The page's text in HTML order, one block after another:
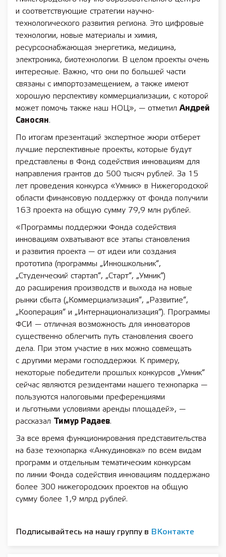
и соответствующие стратегии научно-
технологического развития региона. Это цифровые
технологии, новые материалы и химия,
ресурсоснабжающая энергетика, медицина,
электроника, биотехнологии. В целом проекты очень
интересные. Важно, что они по большей части
связаны с импортозамещением, а также имеют
хорошую перспективу коммерциализации, с которой
может помочь также наш НОЦ», — отметилАндрей
Саносян.
По итогам презентаций экспертное жюри отберет
лучшие перспективные проекты, которые будут
представлены в Фонд содействия инновациям для
направления грантов до 500 тысяч рублей. За 15
лет проведения конкурса «Умник» в Нижегородской
области финансовую поддержку от фонда получили
163 проекта на общую сумму 79,9 млн рублей.
«Программы поддержки Фонда содействия
инновациям охватывают все этапы становления
и развития проекта — от идеи или создания
прототипа (программы „Инношкольник“,
„Студенческий стартап“, „Старт“, „Умник“)
до расширения производств и выхода на новые
рынки сбыта („Коммерциализация“, „Развитие“,
„Кооперация“ и „Интернационализация“). Программы
ФСИ — отличная возможность для инноваторов
существенно облегчить путь становления своего
дела. При этом участие в них можно совмещать
с другими мерами господдержки. К примеру,
некоторые победители прошлых конкурсов „Умник“
сейчас являются резидентами нашего технопарка —
пользуются налоговыми преференциями
и льготными условиями аренды площадей», —
рассказал
Тимур Радаев.
За все время функционирования представительства
на базе технопарка «Анкудиновка» по всем видам
программ и отдельным тематическим конкурсам
по линии Фонда содействия инновациям поддержано
более 300 нижегородских проектов на общую
сумму более 1,9 млрд рублей.
Подписывайтесь на нашу группу в ВКонтакте